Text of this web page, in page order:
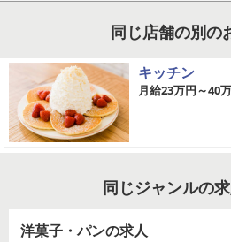
同じ店舗の別の
キッチン
月給23万円～40
同じジャンルの
洋菓子・パンの求人